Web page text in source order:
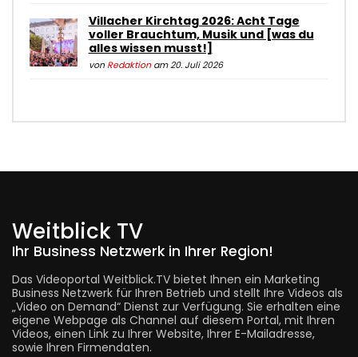
Villacher Kirchtag 2026: Acht Tage
voller Brauchtum, Musik und [was du
alles wissen musst!]
von Redaktionam 20. Juli 2026
Weitblick TV
Ihr Business Netzwerk in Ihrer Region!
Das Videoportal Weitblick.TV bietet Ihnen ein Marketing
Business Netzwerk für Ihren Betrieb und stellt Ihre Videos als
„Video on Demand“ Dienst zur Verfügung. Sie erhalten eine
eigene Webpage als Channel auf diesem Portal, mit Ihren
Videos, einen Link zu Ihrer Website, Ihrer E-Mailadresse,
sowie Ihren Firmendaten.